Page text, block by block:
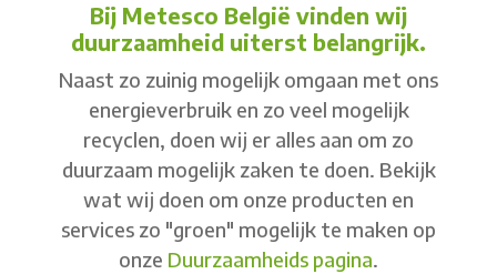
Bij Metesco België vinden wij
duurzaamheid uiterst belangrijk.
Naast zo zuinig mogelijk omgaan met ons
energieverbruik en zo veel mogelijk
recyclen, doen wij er alles aan om zo
duurzaam mogelijk zaken te doen. Bekijk
wat wij doen om onze producten en
services zo "groen" mogelijk te maken op
onze Duurzaamheids pagina.